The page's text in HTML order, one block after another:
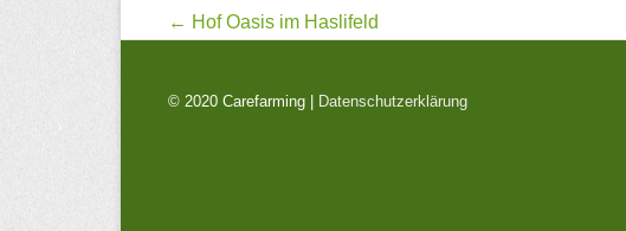
Beitragsnavigation
← Hof Oasis im Haslifeld
© 2020 Carefarming | Datenschutzerklärung